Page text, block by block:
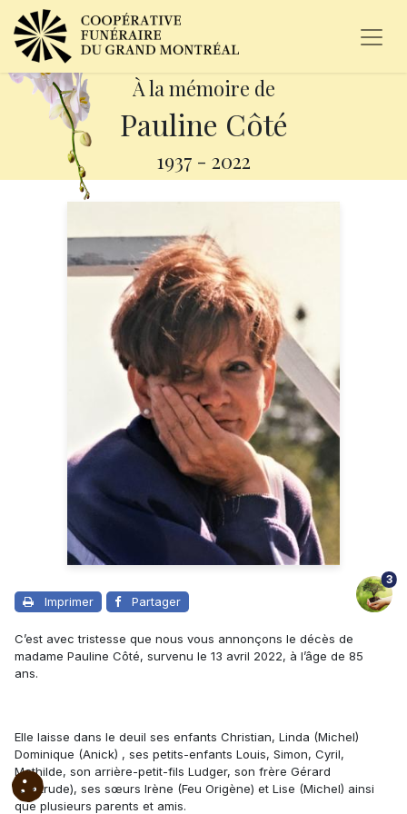
À la mémoire de
Pauline Côté
1937 - 2022
Imprimer Partager
3
C’est avec tristesse que nous vous annonçons le décès de
madame Pauline Côté, survenu le 13 avril 2022, à l’âge de 85
ans.
Elle laisse dans le deuil ses enfants Christian, Linda (Michel)
Dominique (Anick) , ses petits-enfants Louis, Simon, Cyril,
Mathilde, son arrière-petit-fils Ludger, son frère Gérard
(Gertrude), ses sœurs Irène (Feu Origène) et Lise (Michel) ainsi
que plusieurs parents et amis.